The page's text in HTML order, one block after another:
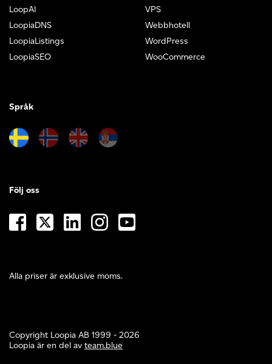
LoopAI
LoopiaDNS
LoopiaListings
LoopiaSEO
VPS
Webbhotell
WordPress
WooCommerce
Språk
Alla priser är exklusive moms.
Följ oss
Copyright Loopia AB 1999 - 2026
Loopia är en del av team.blue